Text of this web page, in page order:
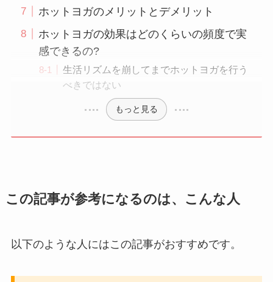
ホットヨガのメリットとデメリット
ホットヨガの効果はどのくらいの頻度で実
感できるの?
生活リズムを崩してまでホットヨガを行う
べきではない
もっと見る
この記事が参考になるのは、こんな人
以下のような人にはこの記事がおすすめです。